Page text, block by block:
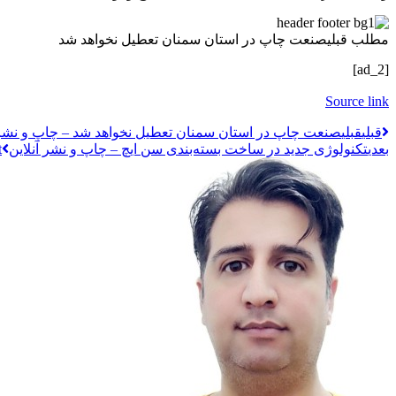
مطلب قبلیصنعت چاپ در استان سمنان تعطیل نخواهد شد
[ad_2]
Source link
قبليقبلیصنعت چاپ در استان سمنان تعطیل نخواهد شد – چاپ و نشر
بعدیتکنولوژی جدید در ساخت بسته‌بندی سن ایچ – چاپ و نشر آنلاین